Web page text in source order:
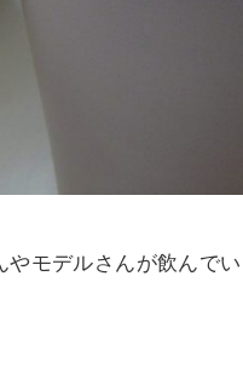
モデルさんが飲んで